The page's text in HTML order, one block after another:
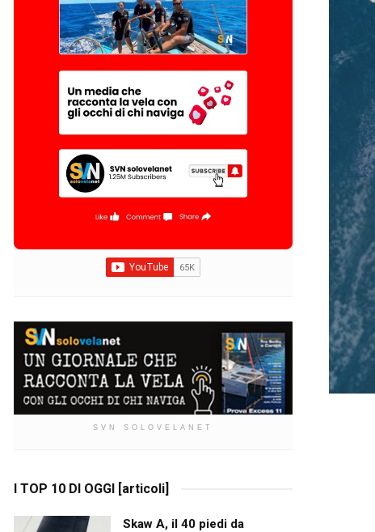
SVN SOLOVELANET
I TOP 10 DI OGGI [articoli]
Skaw A, il 40 piedi da